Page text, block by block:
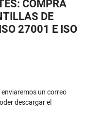
COMPRA
DE
27001 E ISO
un correo
descargar el